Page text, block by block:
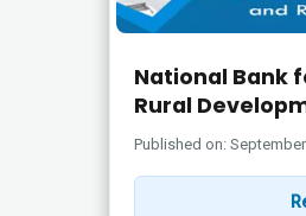
National Bank
Rural
Published on: